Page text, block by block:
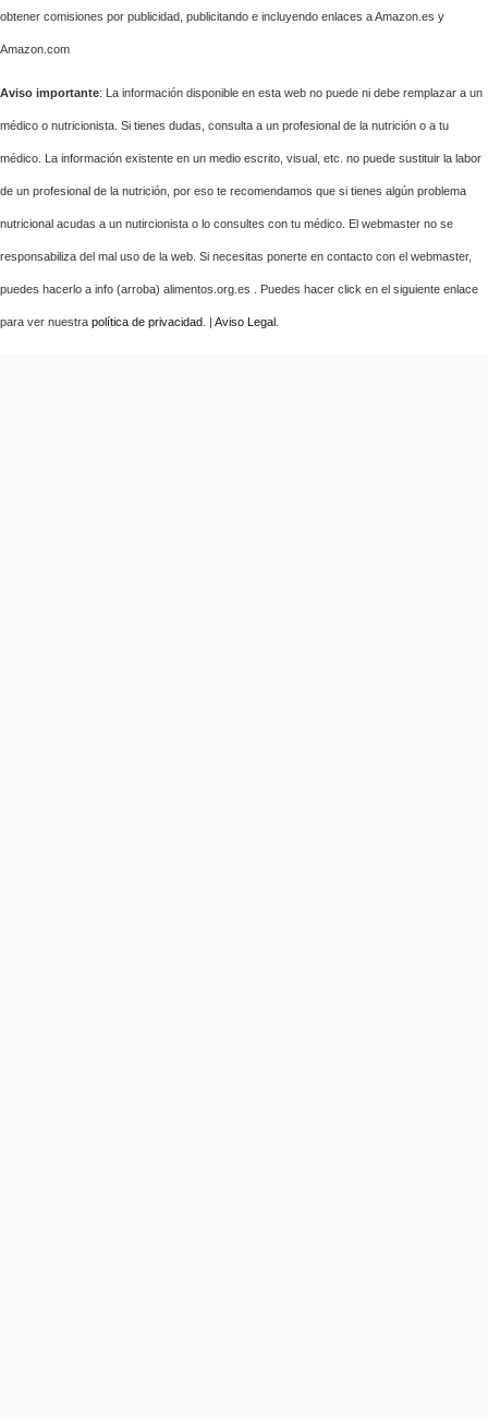
obtener comisiones por publicidad, publicitando e incluyendo enlaces a Amazon.es y
Amazon.com
Aviso importante: La información disponible en esta web no puede ni debe remplazar a un
médico o nutricionista. Si tienes dudas, consulta a un profesional de la nutrición o a tu
médico. La información existente en un medio escrito, visual, etc. no puede sustituir la labor
de un profesional de la nutrición, por eso te recomendamos que si tienes algún problema
nutricional acudas a un nutircionista o lo consultes con tu médico. El webmaster no se
responsabiliza del mal uso de la web. Si necesitas ponerte en contacto con el webmaster,
puedes hacerlo a info (arroba) alimentos.org.es . Puedes hacer click en el siguiente enlace
para ver nuestra política de privacidad . | Aviso Legal